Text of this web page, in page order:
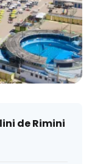
de Rimini